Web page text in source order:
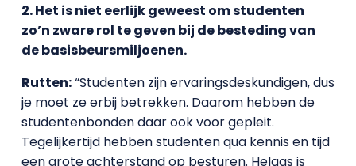
2. Het is niet eerlijk geweest om studenten
zo’n zware rol te geven bij de besteding van
de basisbeursmiljoenen.
Rutten:“Studenten zijn ervaringsdeskundigen, dus
je moet ze erbij betrekken. Daarom hebben de
studentenbonden daar ook voor gepleit.
Tegelijkertijd hebben studenten qua kennis en tijd
een grote achterstand op besturen. Helaas is